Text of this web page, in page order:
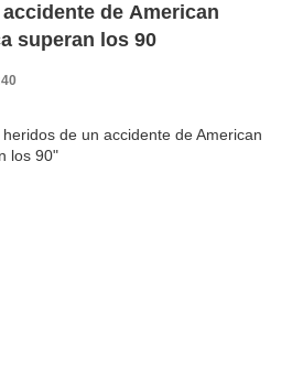
de American
superan los 90